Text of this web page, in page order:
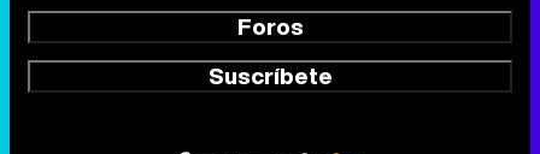
Foros
Suscríbete